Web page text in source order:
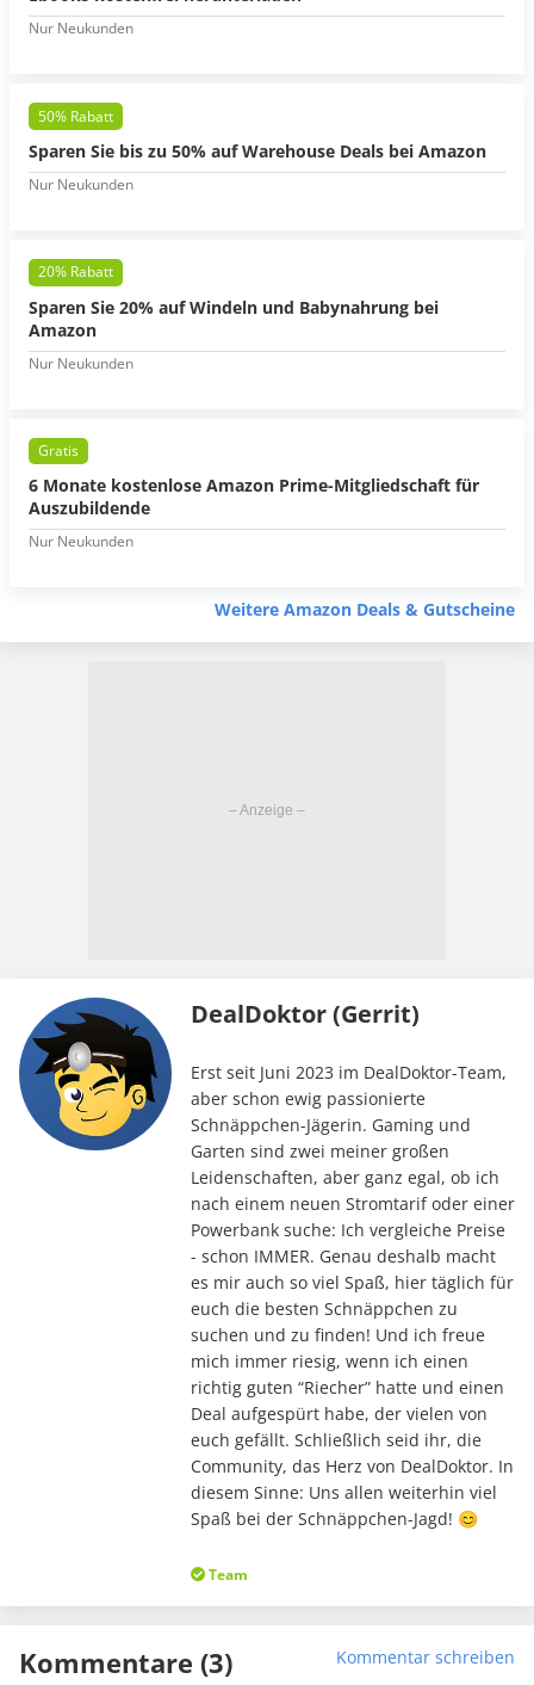
Nur Neukunden
50% Rabatt
Sparen Sie bis zu 50% auf Warehouse Deals bei Amazon
Nur Neukunden
20% Rabatt
Sparen Sie 20% auf Windeln und Babynahrung bei
Amazon
Nur Neukunden
Gratis
6 Monate kostenlose Amazon Prime-Mitgliedschaft für
Auszubildende
Nur Neukunden
Weitere Amazon Deals & Gutscheine
DealDoktor (Gerrit)
Erst seit Juni 2023 im DealDoktor-Team,
aber schon ewig passionierte
Schnäppchen-Jägerin. Gaming und
Garten sind zwei meiner großen
Leidenschaften, aber ganz egal, ob ich
nach einem neuen Stromtarif oder einer
Powerbank suche: Ich vergleiche Preise
- schon IMMER. Genau deshalb macht
es mir auch so viel Spaß, hier täglich für
euch die besten Schnäppchen zu
suchen und zu finden! Und ich freue
mich immer riesig, wenn ich einen
richtig guten “Riecher” hatte und einen
Deal aufgespürt habe, der vielen von
euch gefällt. Schließlich seid ihr, die
Community, das Herz von DealDoktor. In
diesem Sinne: Uns allen weiterhin viel
Spaß bei der Schnäppchen-Jagd! 😊
Team
Kommentare (3) Kommentar schreiben